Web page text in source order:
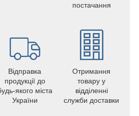
постачання
Відправка
продукції до
якого міста
України
Отримання
товару у
відділенні
служби доставки